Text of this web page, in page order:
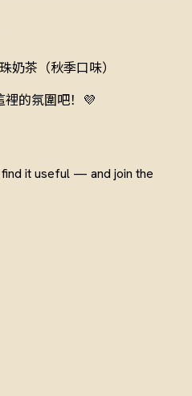
奶茶（秋季口味）
裡的氛圍吧！💜
it useful — and join the